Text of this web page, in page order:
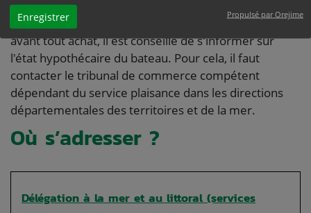
Enregistrer Propulsé par Orejime
À noter
avant tout achat, il est conseillé de s'informer sur
l'état hypothécaire du bateau. Pour cela, il faut
contacter le tribunal de commerce compétent
dépendant du service plaisance dans les directions
départementales des territoires et de la mer.
Où s’adresser ?
Délégation à la mer et au littoral (services